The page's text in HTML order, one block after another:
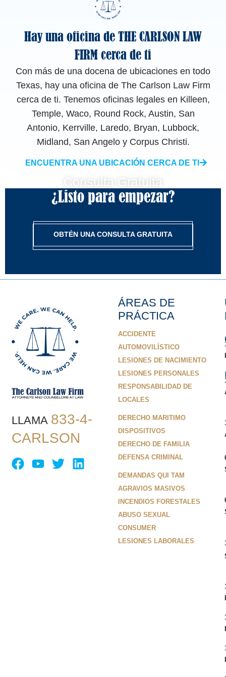
Hay una oficina de THE CARLSON LAW
FIRM cerca de ti
Con más de una docena de ubicaciones en todo
Texas, hay una oficina de The Carlson Law Firm
cerca de ti. Tenemos oficinas legales en Killeen,
Temple, Waco, Round Rock, Austin, San
Antonio, Kerrville, Laredo, Bryan, Lubbock,
Midland, San Angelo y Corpus Christi.
ENCUENTRA UNA UBICACIÓN CERCA DE TI
Consulta Gratuita
¿Listo para empezar?
OBTÉN UNA CONSULTA GRATUITA
LLAMA 833-4-
CARLSON
ÁREAS DE
PRÁCTICA
ACCIDENTE
AUTOMOVILÍSTICO
LESIONES DE NACIMIENTO
LESIONES PERSONALES
RESPONSABILIDAD DE
LOCALES
DERECHO MARITIMO
DISPOSITIVOS
DERECHO DE FAMILIA
DEFENSA CRIMINAL
DEMANDAS QUI TAM
AGRAVIOS MASIVOS
INCENDIOS FORESTALES
ABUSO SEXUAL
CONSUMER
LESIONES LABORALES